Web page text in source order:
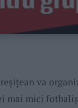
va
mai mici